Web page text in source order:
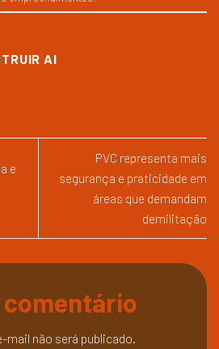
AI
e
PVC representa mais
segurança e praticidade em
áreas que demandam
demilitação
comentário
mail não será publicado.